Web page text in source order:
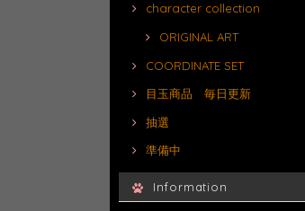
character collection
ORIGINAL ART
COORDINATE SET
目玉商品 毎日更新
抽選
準備中
Information